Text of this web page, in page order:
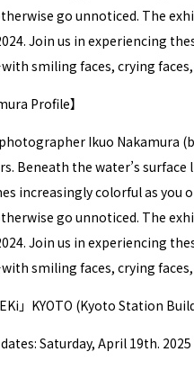
go unnoticed. The
Join us in experiencing
smiling faces, crying
Profile】
Ikuo Nakamura
Beneath the water’s
increasingly colorful as you
go unnoticed. The
Join us in experiencing
smiling faces, crying
」KYOTO (Kyoto Station
Saturday, April 19th. 2025